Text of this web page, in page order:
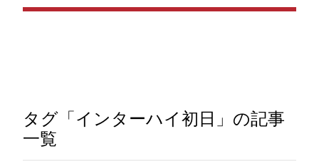
都道府県
タグ「インターハイ初日」の記事
一覧